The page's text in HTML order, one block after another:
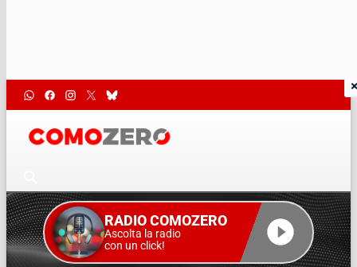
RADIO COMOZERO
Ascolta la radio
con un click!